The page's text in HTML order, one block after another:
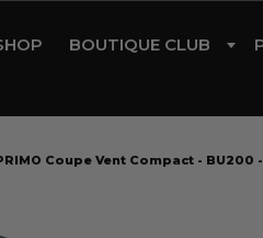
BOUTIQUE CLUB
Coupe Vent Compact - BU200 -